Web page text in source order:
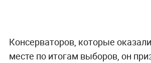
Консерваторов, которые
месте по итогам выборов, он